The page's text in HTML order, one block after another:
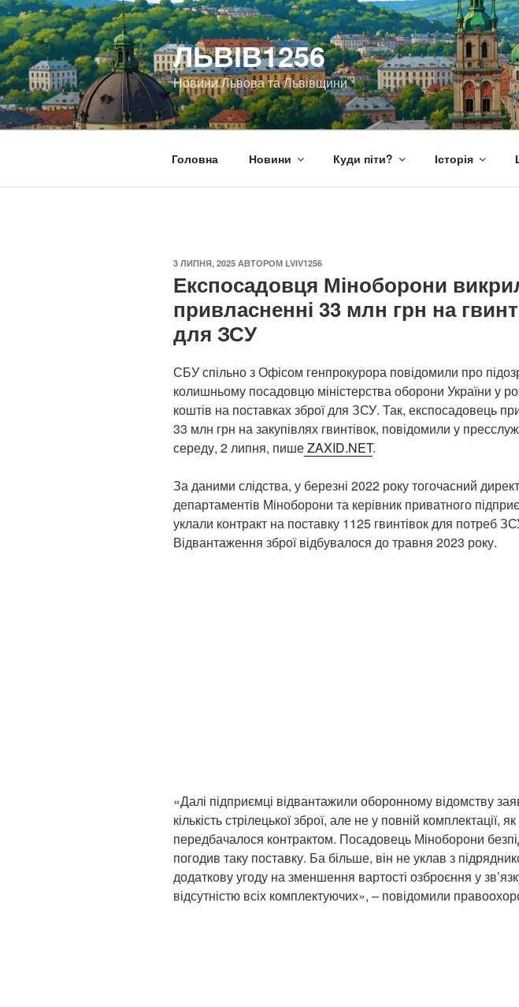
Перейти
до
вмісту
ЛЬВІВ1256
Новини Львова та Львівщини
Головна Новини Куди піти? Історія
ОПУБЛІКОВАНО
3 ЛИПНЯ, 2025 АВТОРОМ LVIV1256
Експосадовця Міноборони
привласненні 33 млн грн на
для ЗСУ
СБУ спільно з Офісом генпрокурора повідомили про
колишньому посадовцю міністерства оборони України у
коштів на поставках зброї для ЗСУ. Так, експосадовець
33 млн грн на закупівлях гвинтівок, повідомили у
середу, 2 липня, пишеZAXID.NET.
За даними слідства, у березні 2022 року тогочасний
департаментів Міноборони та керівник приватного
уклали контракт на поставку 1125 гвинтівок для потреб
Відвантаження зброї відбувалося до травня 2023 року.
«Далі підприємці відвантажили оборонному відомству
кількість стрілецької зброї, але не у повній комплектації, як
передбачалося контрактом. Посадовець Міноборони
погодив таку поставку. Ба більше, він не уклав з
додаткову угоду на зменшення вартості озброєння у
відсутністю всіх комплектуючих», – повідомили